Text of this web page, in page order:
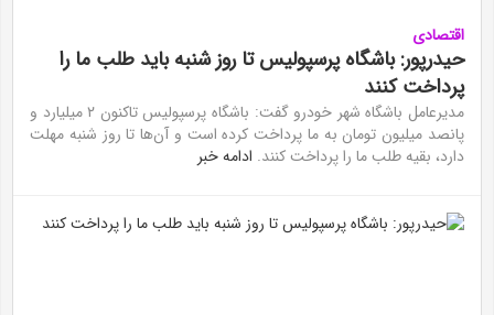
اقتصادی
حیدرپور: باشگاه پرسپولیس تا روز شنبه باید طلب ما را
پرداخت کنند
مدیرعامل باشگاه شهر خودرو گفت: باشگاه پرسپولیس تاکنون ۲ میلیارد و
پانصد میلیون تومان به ما پرداخت کرده است و آن‌ها تا روز شنبه مهلت
دارد، بقیه طلب ما را پرداخت کنند. ادامه خبر